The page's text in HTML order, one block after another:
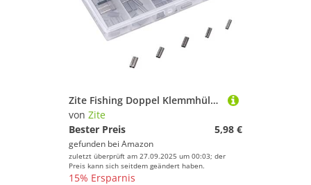
Zite Fishing Doppel Klemmhülsen Sortiment / 5 Größen (0,8-1,6mm) / 100 STK Quetschhülsen Set mit Box/Doppel-Hülsen für Angel-Vorfächer und Angelschnur
von Zite
Bester Preis
5,98 €
gefunden bei Amazon
zuletzt überprüft am 27.09.2025 um 00:03; der
Preis kann sich seitdem geändert haben.
15% Ersparnis